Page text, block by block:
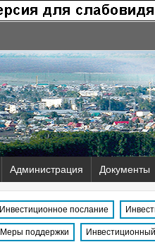
Администрация Документы
Инвестиционное послание
Меры поддержки